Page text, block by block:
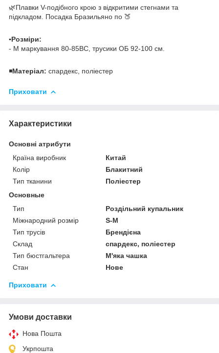
🌿Плавки V-подібного крою з відкритими стегнами та
підкладом. Посадка Бразильяно по 🍑
▪️Розміри:
- М маркування 80-85ВС, трусики ОБ 92-100 см.
◾️Матеріал: спардекс, поліестер
Приховати
Характеристики
Основні атрибути
Країна виробник
Китай
Колір
Блакитний
Тип тканини
Поліестер
Основные
Тип
Роздільний купальник
Міжнародний розмір
S-M
Тип трусів
Брендієна
Склад
спардекс, поліестер
Тип бюстгальтера
М'яка чашка
Стан
Нове
Приховати
Умови доставки
Нова Пошта
Укрпошта